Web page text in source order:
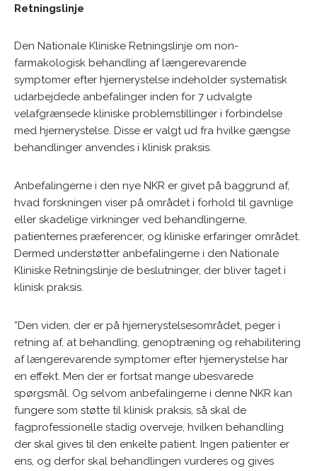
Retningslinje
Den Nationale Kliniske Retningslinje om non-
farmakologisk behandling af længerevarende
symptomer efter hjernerystelse indeholder systematisk
udarbejdede anbefalinger inden for 7 udvalgte
velafgrænsede kliniske problemstillinger i forbindelse
med hjernerystelse. Disse er valgt ud fra hvilke gængse
behandlinger anvendes i klinisk praksis.
Anbefalingerne i den nye NKR er givet på baggrund af,
hvad forskningen viser på området i forhold til gavnlige
eller skadelige virkninger ved behandlingerne,
patienternes præferencer, og kliniske erfaringer området.
Dermed understøtter anbefalingerne i den Nationale
Kliniske Retningslinje de beslutninger, der bliver taget i
klinisk praksis.
”Den viden, der er på hjernerystelsesområdet, peger i
retning af, at behandling, genoptræning og rehabilitering
af længerevarende symptomer efter hjernerystelse har
en effekt. Men der er fortsat mange ubesvarede
spørgsmål. Og selvom anbefalingerne i denne NKR kan
fungere som støtte til klinisk praksis, så skal de
fagprofessionelle stadig overveje, hvilken behandling
der skal gives til den enkelte patient. Ingen patienter er
ens, og derfor skal behandlingen vurderes og gives